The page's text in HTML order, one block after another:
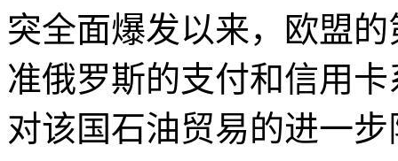
突全面爆发以来，欧盟
准俄罗斯的支付和信用
对该国石油贸易的进一步